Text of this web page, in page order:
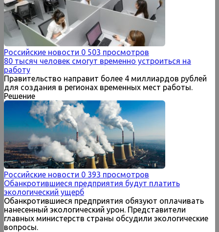
Российские новости 0 503 просмотров
80 тысяч человек смогут временно устроиться на
работу
Правительство направит более 4 миллиардов рублей
для создания в регионах временных мест работы.
Решение
Российские новости 0 393 просмотров
Обанкротившиеся предприятия будут платить
экологический ущерб
Обанкротившиеся предприятия обязуют оплачивать
нанесенный экологический урон. Представители
главных министерств страны обсудили экологические
вопросы.